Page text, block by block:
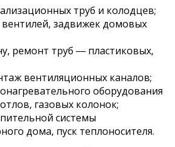
труб и колодцев;
задвижек домовых
ремонт труб ― пластиковых,
вентиляционных каналов;
оборудования
газовых колонок;
системы
дома, пуск теплоносителя.